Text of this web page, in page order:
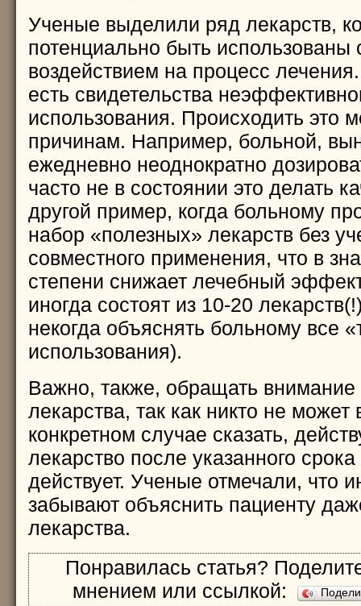
Ученые выделили ряд лекарств,
потенциально быть
воздействием на процесс
есть свидетельства
использования. Происходить это
причинам. Например, больной,
ежедневно неоднократно
часто не в состоянии это делать
другой пример, когда больному
набор «полезных» лекарств без
совместного применения, что в
степени снижает лечебный
иногда состоят из 10-20
некогда объяснять больному все
использования).
Важно, также, обращать внимание
лекарства, так как никто не
конкретном случае сказать,
лекарство после указанного
действует. Ученые отмечали, что
забывают объяснить пациенту
лекарства.
Понравилась статья?
мнением или ссылкой: